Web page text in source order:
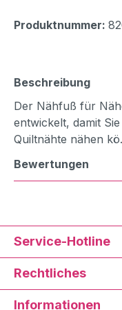
Produktnummer:
Beschreibung
Der Nähfuß für
entwickelt, damit
Quiltnähte nähen
Bewertungen
Service-Hotline
Rechtliches
Informationen